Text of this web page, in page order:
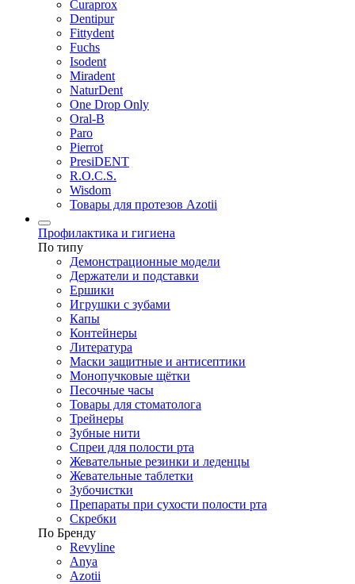
Curaprox
Dentipur
Fittydent
Fuchs
Isodent
Miradent
NaturDent
One Drop Only
Oral-B
Paro
Pierrot
PresiDENT
R.O.C.S.
Wisdom
Товары для протезов Azotii
Профилактика и гигиена
По типу
Демонстрационные модели
Держатели и подставки
Ершики
Игрушки с зубами
Капы
Контейнеры
Литература
Маски защитные и антисептики
Монопучковые щётки
Песочные часы
Товары для стоматолога
Трейнеры
Зубные нити
Спреи для полости рта
Жевательные резинки и леденцы
Жевательные таблетки
Зубочистки
Препараты при сухости полости рта
Скребки
По Бренду
Revyline
Anya
Azotii